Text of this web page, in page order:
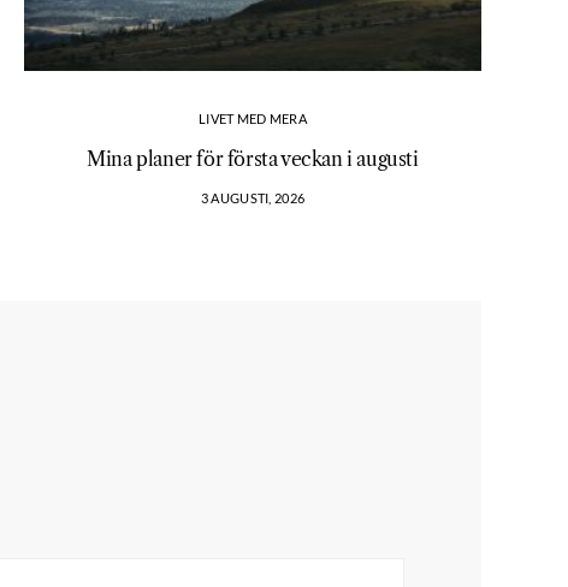
LIVET MED MERA
Mina planer för första veckan i augusti
3 AUGUSTI, 2026